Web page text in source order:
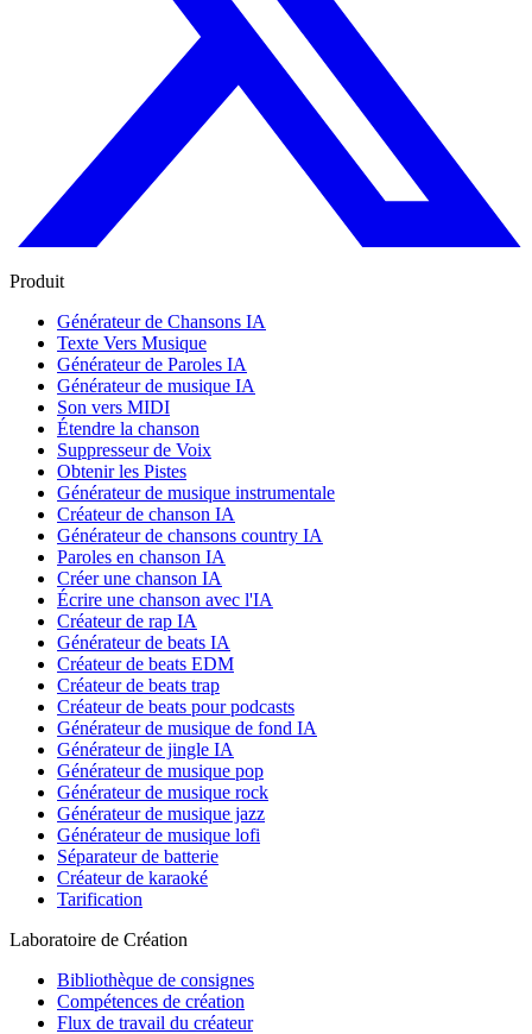
Produit
Générateur de Chansons IA
Texte Vers Musique
Générateur de Paroles IA
Générateur de musique IA
Son vers MIDI
Étendre la chanson
Suppresseur de Voix
Obtenir les Pistes
Générateur de musique instrumentale
Créateur de chanson IA
Générateur de chansons country IA
Paroles en chanson IA
Créer une chanson IA
Écrire une chanson avec l'IA
Créateur de rap IA
Générateur de beats IA
Créateur de beats EDM
Créateur de beats trap
Créateur de beats pour podcasts
Générateur de musique de fond IA
Générateur de jingle IA
Générateur de musique pop
Générateur de musique rock
Générateur de musique jazz
Générateur de musique lofi
Séparateur de batterie
Créateur de karaoké
Tarification
Laboratoire de Création
Bibliothèque de consignes
Compétences de création
Flux de travail du créateur